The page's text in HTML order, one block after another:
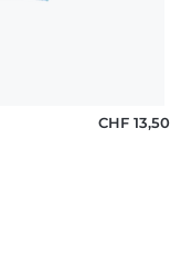
CHF 13,50